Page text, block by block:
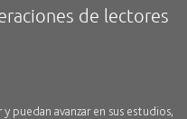
de lectores
puedan avanzar en sus estudios,